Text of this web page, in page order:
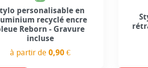
+3
personalisable en
recyclé encre
Reborn - Gravure
incluse
à partir de0,90 €